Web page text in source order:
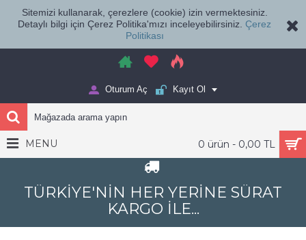
Sitemizi kullanarak, çerezlere (cookie) izin vermektesiniz.
Detaylı bilgi için Çerez Politika'mızı inceleyebilirsiniz. Çerez
Politikası
Oturum Aç Kayıt Ol
0 ürün - 0,00 TL
MENU
TÜRKİYE'NİN HER YERİNE SÜRAT
KARGO İLE...